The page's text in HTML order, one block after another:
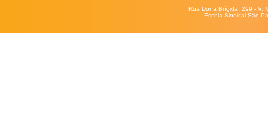
Rua Dona Brígida, 299 - V.
Escola Sindical São